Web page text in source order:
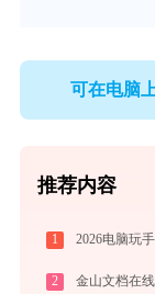
可在电脑
推荐内容
1
2 金山文档在